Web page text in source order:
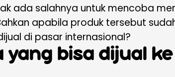
ada salahnya untuk mencoba
apabila produk tersebut
di pasar internasional?
bisa dijual